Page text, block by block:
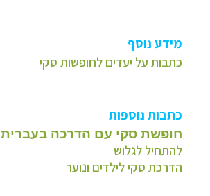
מידע נוסף
כתבות על יעדים לחופשות סקי
כתבות נוספות
חופשת סקי עם הדרכה בעברית
להתחיל לגלוש
הדרכת סקי לילדים ונוער